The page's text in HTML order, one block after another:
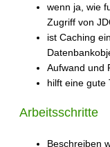
wenn ja, wie
Zugriff von
ist Caching
Aufwand und
hilft eine gute
Arbeitsschritte
Beschreiben